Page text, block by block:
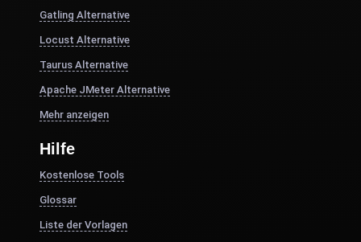
Gatling Alternative
Locust Alternative
Taurus Alternative
Apache JMeter Alternative
Mehr anzeigen
Hilfe
Kostenlose Tools
Glossar
Liste der Vorlagen